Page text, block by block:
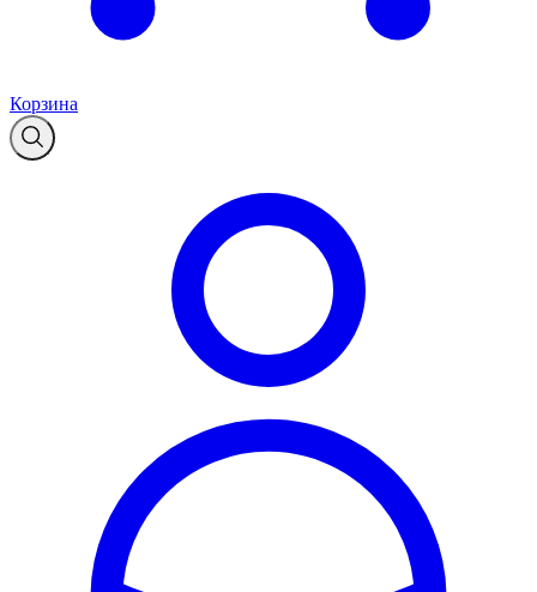
Корзина